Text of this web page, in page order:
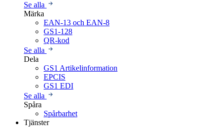
Se alla
Märka
EAN-13 och EAN-8
GS1-128
QR-kod
Se alla
Dela
GS1 Artikelinformation
EPCIS
GS1 EDI
Se alla
Spåra
Spårbarhet
Tjänster